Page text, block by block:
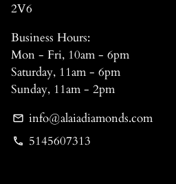
2V6
Business Hours:
Mon - Fri, 10am - 6pm
Saturday, 11am - 6pm
Sunday, 11am - 2pm
email info@alaiadiamonds.com
phone 5145607313